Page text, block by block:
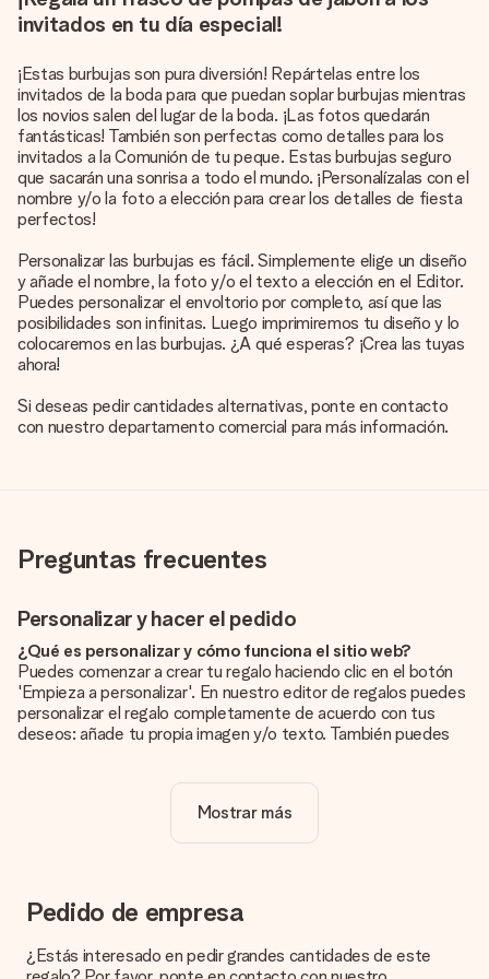
invitados en tu día especial!
¡Estas burbujas son pura diversión! Repártelas entre los
invitados de la boda para que puedan soplar burbujas mientras
los novios salen del lugar de la boda. ¡Las fotos quedarán
fantásticas! También son perfectas como detalles para los
invitados a la Comunión de tu peque. Estas burbujas seguro
que sacarán una sonrisa a todo el mundo. ¡Personalízalas con el
nombre y/o la foto a elección para crear los detalles de fiesta
perfectos!
Personalizar las burbujas es fácil. Simplemente elige un diseño
y añade el nombre, la foto y/o el texto a elección en el Editor.
Puedes personalizar el envoltorio por completo, así que las
posibilidades son infinitas. Luego imprimiremos tu diseño y lo
colocaremos en las burbujas. ¿A qué esperas? ¡Crea las tuyas
ahora!
Si deseas pedir cantidades alternativas, ponte en contacto
con nuestro departamento comercial para más información.
Preguntas frecuentes
Personalizar y hacer el pedido
¿Qué es personalizar y cómo funciona el sitio web?
Puedes comenzar a crear tu regalo haciendo clic en el botón
'Empieza a personalizar'. En nuestro editor de regalos puedes
personalizar el regalo completamente de acuerdo con tus
deseos: añade tu propia imagen y/o texto. También puedes
¿La personalización está incluida en el precio?
El precio que se muestra en el sitio web incluye la
¿Cómo puedo saber si mi imagen tiene la calidad
adecuada?
satisfecho con tu regalo. Por eso es importante utilizar fotos
Mostrar más
Pedido de empresa
¿Estás interesado en pedir grandes cantidades de este